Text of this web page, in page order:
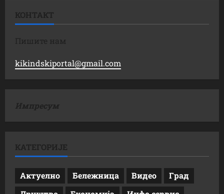
КОНТАКТ
Пишите нам
kikindskiportal@gmail.com
Импресум
КАТЕГОРИЈЕ
Актуелно Бележница Видео
Град